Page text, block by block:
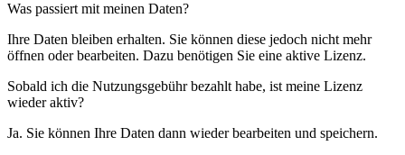
Was passiert mit meinen Daten?
Ihre Daten bleiben erhalten. Sie können diese jedoch nicht mehr
öffnen oder bearbeiten. Dazu benötigen Sie eine aktive Lizenz.
Sobald ich die Nutzungsgebühr bezahlt habe, ist meine Lizenz
wieder aktiv?
Ja. Sie können Ihre Daten dann wieder bearbeiten und speichern.